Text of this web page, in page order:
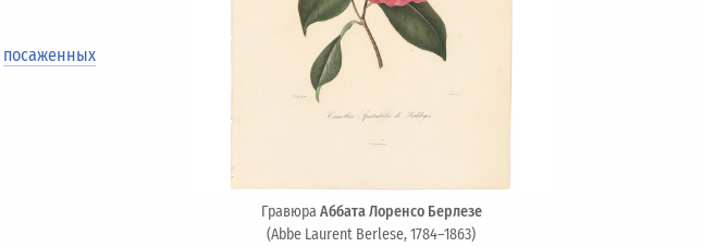
посаженных
ГравюраАббата Лоренсо Берлезе
(Abbe Laurent Berlese, 1784–1863)